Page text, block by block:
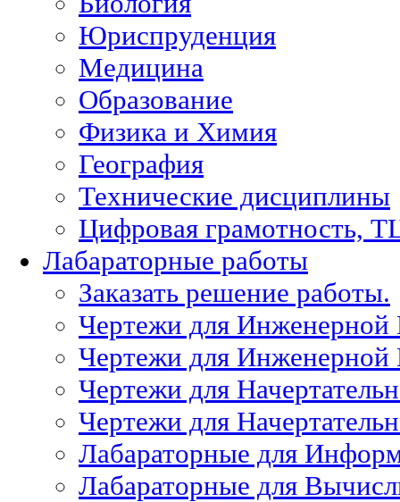
Юриспруденция
Медицина
Образование
Физика и Химия
География
Технические дисциплины
Цифровая грамотность,
Лабараторные работы
Заказать решение работы.
Чертежи для
Чертежи для
Чертежи для
Чертежи для
Лабараторные для
Лабараторные для